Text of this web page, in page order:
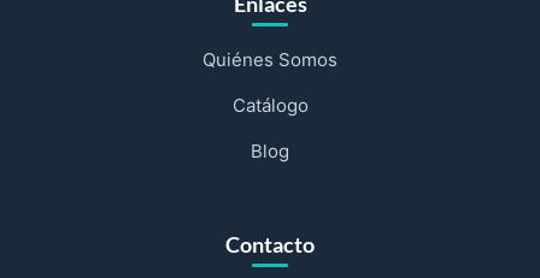
Quiénes Somos
Catálogo
Blog
Contacto